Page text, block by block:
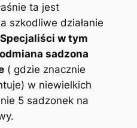
ta jest
szkodliwe działanie
Specjaliści w tym
sadzona
( gdzie znacznie
w niewielkich
5 sadzonek na